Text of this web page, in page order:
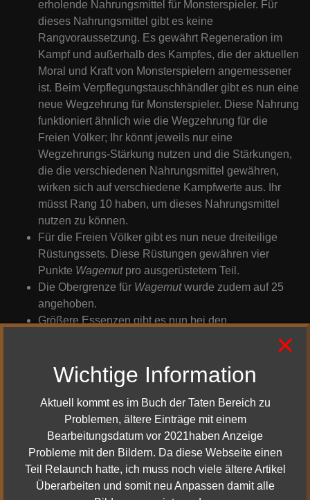
erholende Nahrungsmittel für Monsterspieler. Für
dieses Nahrungsmittel gibt es keine
Rangvoraussetzung. Es gewährt Regeneration im
Kampf und außerhalb des Kampfes, die der aktuellen
Moral und Kraft von Monsterspielern angemessener
ist. Beim Verpflegungstauschhändler gibt es nun eine
neue Wegzehrung für Monsterspieler. Diese Nahrung
funktioniert ähnlich wie die Wegzehrung für die
Freien Völker; Ihr könnt jeweils nur eine
Wegzehrungs-Stärkung nutzen und die Stärkungen,
die die verschiedenen Nahrungsmittel gewähren,
wirken sich auf verschiedene Kampfwerte aus. Ihr
müsst Rang 10 haben, um dieses Nahrungsmittel
nutzen zu können.
Für die Freien Völker gibt es nun neue dreiteilige
Rüstungssets. Diese Rüstungen gewähren vier
Punkte Wagemutpro ausgerüstetem Teil.
Die Obergrenze für Wagemutwurde zudem auf 25
angehoben.
Größere Essenzen gibt es nun bei den
Ausrüstungshändlern in Glan Vraig und Osgiliath.
PvMP - Essenzen, die im Ausrüstungsfeld gebunden
werden, binden den Gegenstand, der ausgerüstet
Das Lesezeichen für Taten in den Ettenöden ist nicht
mehr Teil der Registerkarte für Eriador aus dem Buch
der Taten, sondern gehört zur neuen Registerkarte
„Der Krieg“. Für beide Seiten gibt es einige neue
Taten, die in Osgiliath spielen.
Ihr könnt ab sofort bis zu 15.000 Anerkennungen
×
Wichtige Information
Aktuell kommt es im Buch der Taten Bereich zu
Problemen, ältere Einträge mit einem
Bearbeitungsdatum vor 2021haben Anzeige
Probleme mit den Bildern. Da diese Webseite einen
Teil Relaunch hatte, ich muss noch viele ältere Artikel
Überarbeiten und somit neu Anpassen damit alle